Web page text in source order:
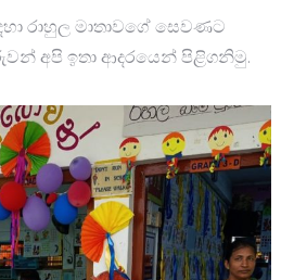
රාහුල මාතාවගේ සෙවණට
අපි ඉතා ආදරයෙන් පිළිගනිමු.